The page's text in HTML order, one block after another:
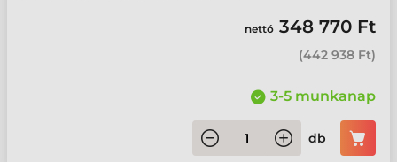
nettó 348 770 Ft
(442 938 Ft)
3-5 munkanap
db